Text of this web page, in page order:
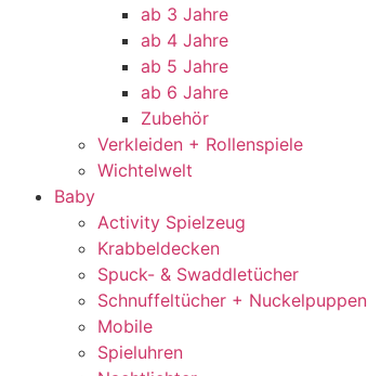
ab 3 Jahre
ab 4 Jahre
ab 5 Jahre
ab 6 Jahre
Zubehör
Verkleiden + Rollenspiele
Wichtelwelt
Baby
Activity Spielzeug
Krabbeldecken
Spuck- & Swaddletücher
Schnuffeltücher + Nuckelpuppen
Mobile
Spieluhren